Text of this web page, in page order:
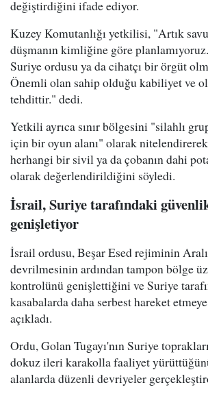
değiştirdiğini ifade ediyor.
Kuzey Komutanlığı yetkilisi, "Artık
düşmanın kimliğine göre
Suriye ordusu ya da cihatçı bir örgüt
Önemli olan sahip olduğu kabiliyet ve
tehdittir." dedi.
Yetkili ayrıca sınır bölgesini "silahlı
için bir oyun alanı" olarak
herhangi bir sivil ya da çobanın dahi
olarak değerlendirildiğini söyledi.
İsrail, Suriye tarafındaki
genişletiyor
İsrail ordusu, Beşar Esed rejiminin
devrilmesinin ardından tampon bölge
kontrolünü genişlettiğini ve Suriye
kasabalarda daha serbest hareket etmeye
açıkladı.
Ordu, Golan Tugayı'nın Suriye
dokuz ileri karakolla faaliyet
alanlarda düzenli devriyeler